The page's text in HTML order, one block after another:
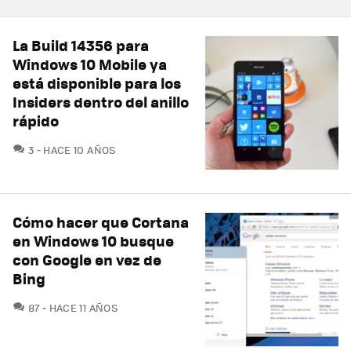
La Build 14356 para
Windows 10 Mobile ya
está disponible para los
Insiders dentro del anillo
rápido
3 COMENTARIOS
HACE 10 AÑOS
Cómo hacer que Cortana
en Windows 10 busque
con Google en vez de
Bing
87COMENTARIOS
HACE 11 AÑOS